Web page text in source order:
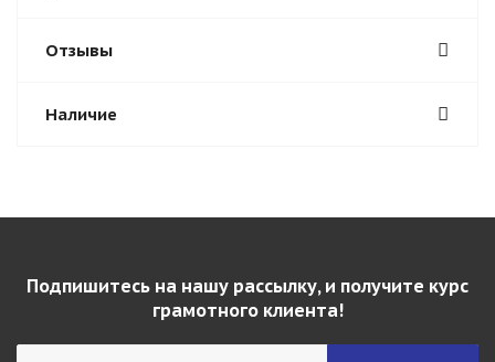
Отзывы
Наличие
Подпишитесь на нашу рассылку, и получите курс
грамотного клиента!